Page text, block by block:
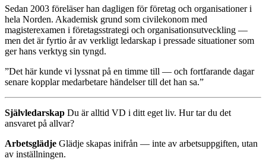
Sedan 2003 föreläser han dagligen för företag och organisationer i
hela Norden. Akademisk grund som civilekonom med
magisterexamen i företagsstrategi och organisationsutveckling —
men det är fyrtio år av verkligt ledarskap i pressade situationer som
ger hans verktyg sin tyngd.
”Det här kunde vi lyssnat på en timme till — och fortfarande dagar
senare kopplar medarbetare händelser till det han sa.”
Självledarskap Du är alltid VD i ditt eget liv. Hur tar du det
ansvaret på allvar?
Arbetsglädje Glädje skapas inifrån — inte av arbetsuppgiften, utan
av inställningen.